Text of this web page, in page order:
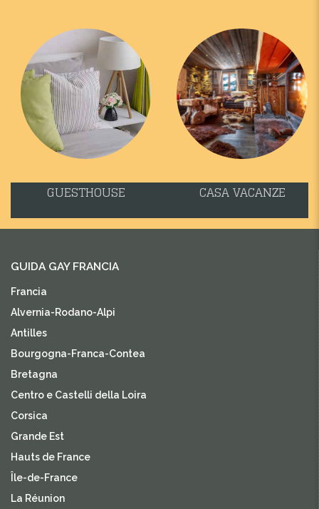
GUESTHOUSE CASA VACANZE
GUIDA GAY FRANCIA
Francia
Alvernia-Rodano-Alpi
Antilles
Bourgogna-Franca-Contea
Bretagna
Centro e Castelli della Loira
Corsica
Grande Est
Hauts de France
Île-de-France
La Réunion